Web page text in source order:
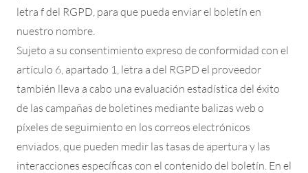
letra f del RGPD, para que pueda enviar el boletín en
nuestro nombre.
Sujeto a su consentimiento expreso de conformidad con el
artículo 6, apartado 1, letra a del RGPD el proveedor
también lleva a cabo una evaluación estadística del éxito
de las campañas de boletines mediante balizas web o
píxeles de seguimiento en los correos electrónicos
enviados, que pueden medir las tasas de apertura y las
interacciones específicas con el contenido del boletín. En el